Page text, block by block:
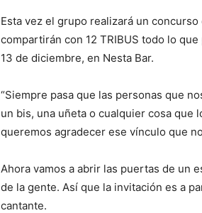
Esta vez el grupo realizará un
compartirán con 12 TRIBUS todo lo
13 de diciembre, en Nesta Bar.
“Siempre pasa que las personas que
un bis, una uñeta o cualquier cosa
queremos agradecer ese vínculo que
Ahora vamos a abrir las puertas de un
de la gente. Así que la invitación es a
cantante.